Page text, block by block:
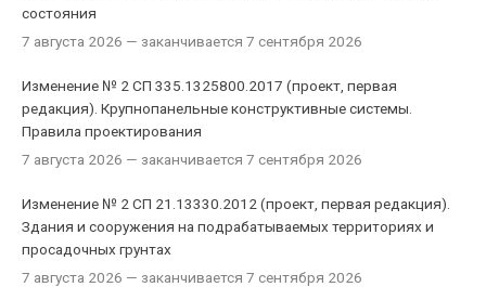
состояния
7 августа 2026 — заканчивается 7 сентября 2026
Изменение № 2 СП 335.1325800.2017 (проект, первая
редакция). Крупнопанельные конструктивные системы.
Правила проектирования
7 августа 2026 — заканчивается 7 сентября 2026
Изменение № 2 СП 21.13330.2012 (проект, первая редакция).
Здания и сооружения на подрабатываемых территориях и
просадочных грунтах
7 августа 2026 — заканчивается 7 сентября 2026